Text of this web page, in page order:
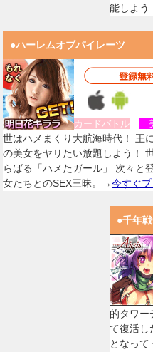
能しよ
●ハーレムオブパイレーツ
カードバトル
世はハメまくり大航海時代！ 王
の美女をヤリたい放題しよう！
らばる「ハメたガール」 次々と
女たちとのSEX三昧。→今すぐプ
●千年
的タワー
て復活し
となっ